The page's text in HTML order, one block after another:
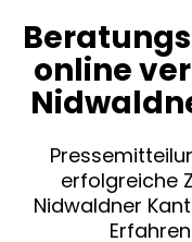
online
erfolgreiche
Nidwaldner